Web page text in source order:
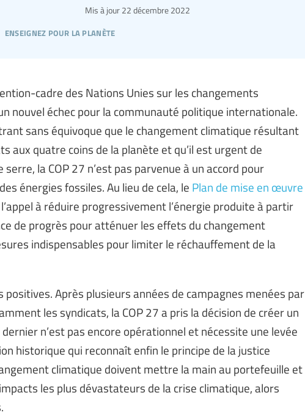
enseignez pour la planète
Mis à jour 22 décembre 2022
cadre des Nations Unies sur les changements
nouvel échec pour la communauté politique internationale.
sans équivoque que le changement climatique résultant
aux quatre coins de la planète et qu’il est urgent de
la COP 27 n’est pas parvenue à un accord pour
énergies fossiles. Au lieu de cela, le Plan de mise en œuvre
à réduire progressivement l’énergie produite à partir
de progrès pour atténuer les effets du changement
indispensables pour limiter le réchauffement de la
Après plusieurs années de campagnes menées par
les syndicats, la COP 27 a pris la décision de créer un
n’est pas encore opérationnel et nécessite une levée
historique qui reconnaît enfin le principe de la justice
climatique doivent mettre la main au portefeuille et
les plus dévastateurs de la crise climatique, alors